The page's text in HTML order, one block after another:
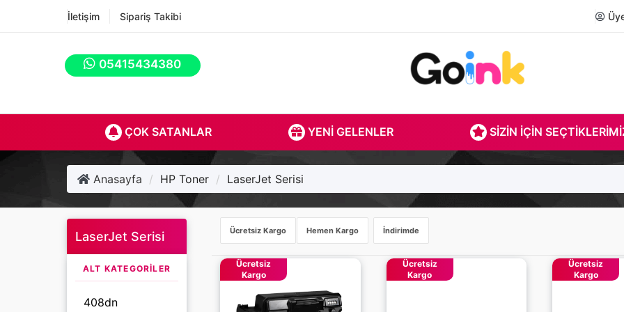
İletişim Sipariş Takibi
05415434380
ÇOK SATANLAR YENI GELENLER SIZIN İÇIN
Anasayfa HP Toner LaserJet Serisi
LaserJet Serisi
ALT KATEGORILER
408dn
Ücretsiz Kargo Hemen Kargo İndirimde
Ücretsiz
Kargo
Ücretsiz
Kargo
Ücretsiz
Kargo